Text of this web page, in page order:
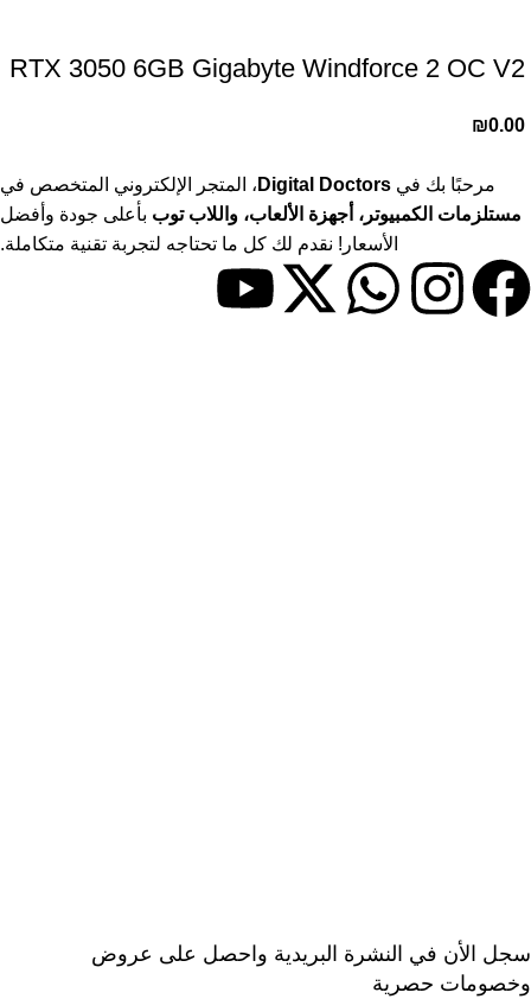
RTX 3050 6GB Gigabyte Windforce 2 OC V2
₪0.00
مرحبًا بك في Digital Doctors ، المتجر الإلكتروني المتخصص في
مستلزمات الكمبيوتر، أجهزة الألعاب، واللاب توب بأعلى جودة وأفضل
الأسعار! نقدم لك كل ما تحتاجه لتجربة تقنية متكاملة.
سجل الأن في النشرة البريدية واحصل على عروض
وخصومات حصرية